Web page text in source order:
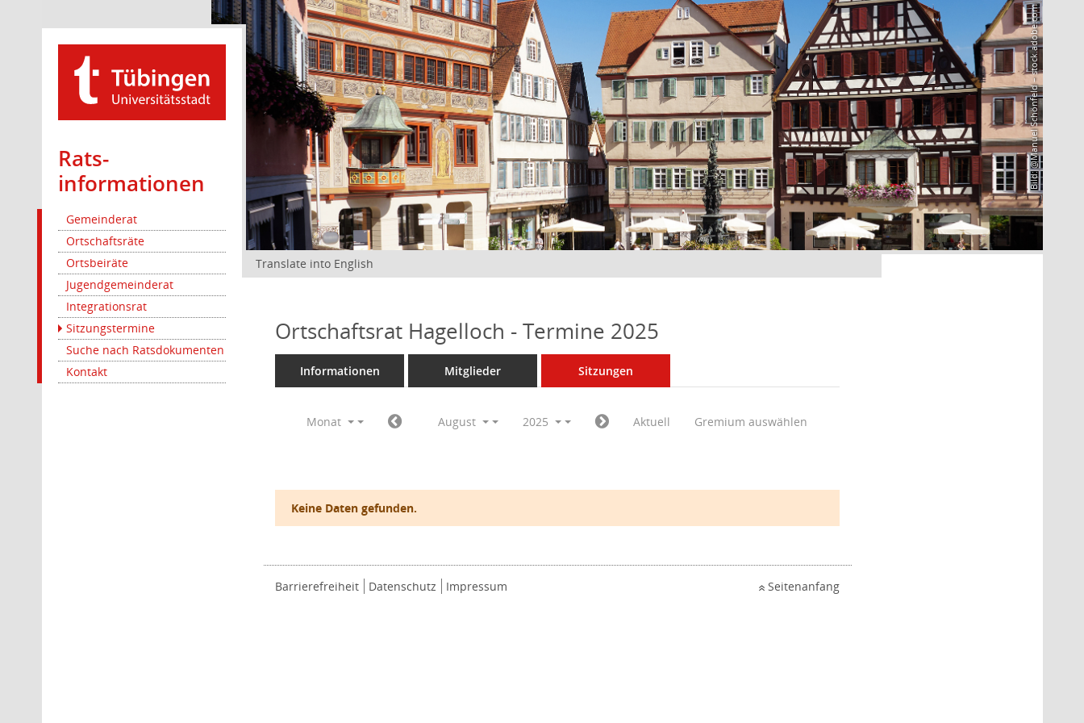
Rats­
informationen
Gemeinderat
Ortschaftsräte
Ortsbeiräte
Jugendgemeinderat
Integrationsrat
Sitzungstermine
Suche nach Ratsdokumenten
Kontakt
Bild: @Manuel Schönfeld – stock.adobe.com
Translate into English
Ortschaftsrat Hagelloch - Termine 2025
Informationen Mitglieder Sitzungen
Monat August 2025 Aktuell Gremium auswählen
Keine Daten gefunden.
Barrierefreiheit Datenschutz Impressum Seitenanfang